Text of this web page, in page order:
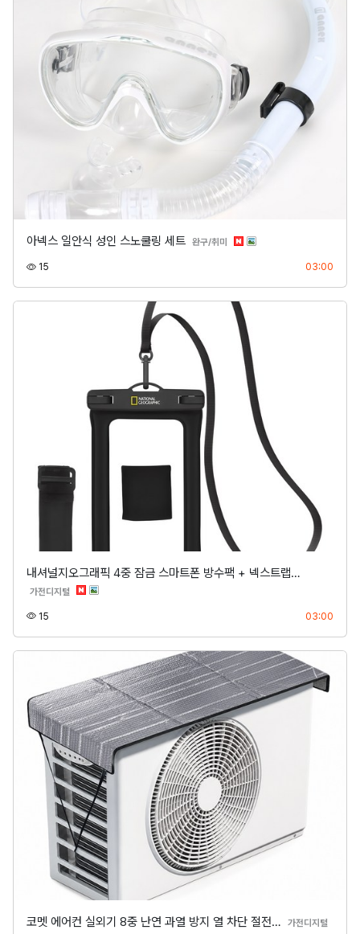
아넥스 일안식 성인 스노쿨링 세트 완구/취미 분류
15 03:00
내셔널지오그래픽 4중 잠금 스마트폰 방수팩 + 넥스트랩…
가전디지털 분류
15 03:00
코멧 에어컨 실외기 8중 난연 과열 방지 열 차단 절전… 가전디지털